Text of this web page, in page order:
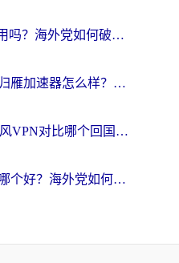
迅游和SpeedCN好用吗？海外党如何破解那道看不见的墙
海外党自救指南：归雁加速器怎么样？教你避开坑实现国内资源无缝访问
ChickCN VPN和旋风VPN对比哪个回国效果更好？海外用户的选择困境与出路
雷神手游和六毫秒哪个好？海外党如何真正解锁国内资源